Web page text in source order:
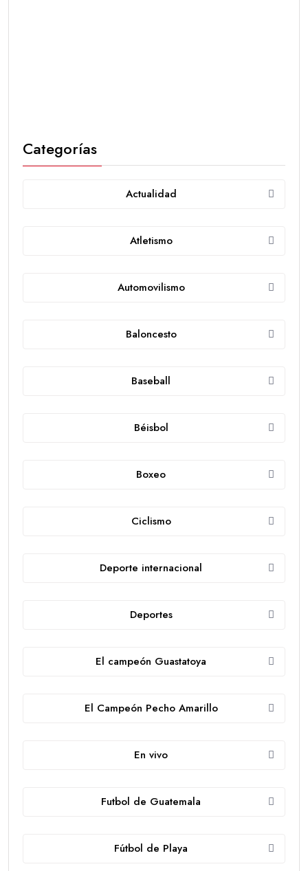
Categorías
Actualidad
Atletismo
Automovilismo
Baloncesto
Baseball
Béisbol
Boxeo
Ciclismo
Deporte internacional
Deportes
El campeón Guastatoya
El Campeón Pecho Amarillo
En vivo
Futbol de Guatemala
Fútbol de Playa